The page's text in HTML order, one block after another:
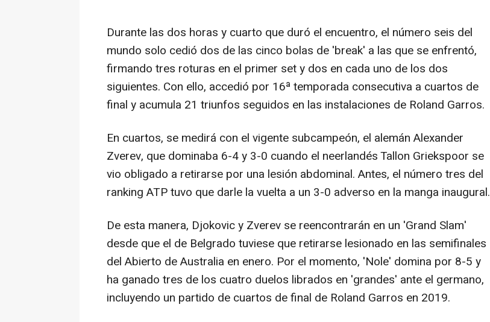
Durante las dos horas y cuarto que duró el encuentro, el número seis del
mundo solo cedió dos de las cinco bolas de 'break' a las que se enfrentó,
firmando tres roturas en el primer set y dos en cada uno de los dos
siguientes. Con ello, accedió por 16ª temporada consecutiva a cuartos de
final y acumula 21 triunfos seguidos en las instalaciones de Roland Garros.
En cuartos, se medirá con el vigente subcampeón, el alemán Alexander
Zverev, que dominaba 6-4 y 3-0 cuando el neerlandés Tallon Griekspoor se
vio obligado a retirarse por una lesión abdominal. Antes, el número tres del
ranking ATP tuvo que darle la vuelta a un 3-0 adverso en la manga inaugural.
De esta manera, Djokovic y Zverev se reencontrarán en un 'Grand Slam'
desde que el de Belgrado tuviese que retirarse lesionado en las semifinales
del Abierto de Australia en enero. Por el momento, 'Nole' domina por 8-5 y
ha ganado tres de los cuatro duelos librados en 'grandes' ante el germano,
incluyendo un partido de cuartos de final de Roland Garros en 2019.